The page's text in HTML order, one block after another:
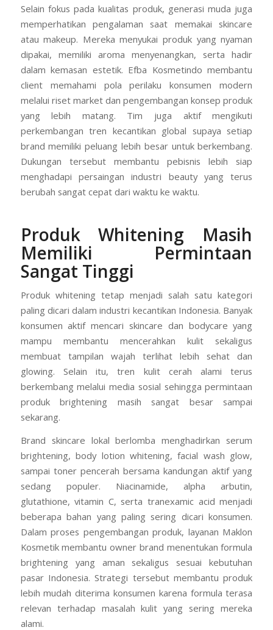
Selain fokus pada kualitas produk, generasi muda juga
memperhatikan pengalaman saat memakai skincare
atau makeup. Mereka menyukai produk yang nyaman
dipakai, memiliki aroma menyenangkan, serta hadir
dalam kemasan estetik. Efba Kosmetindo membantu
client memahami pola perilaku konsumen modern
melalui riset market dan pengembangan konsep produk
yang lebih matang. Tim juga aktif mengikuti
perkembangan tren kecantikan global supaya setiap
brand memiliki peluang lebih besar untuk berkembang.
Dukungan tersebut membantu pebisnis lebih siap
menghadapi persaingan industri beauty yang terus
berubah sangat cepat dari waktu ke waktu.
Produk Whitening Masih
Memiliki Permintaan
Sangat Tinggi
Produk whitening tetap menjadi salah satu kategori
paling dicari dalam industri kecantikan Indonesia. Banyak
konsumen aktif mencari skincare dan bodycare yang
mampu membantu mencerahkan kulit sekaligus
membuat tampilan wajah terlihat lebih sehat dan
glowing. Selain itu, tren kulit cerah alami terus
berkembang melalui media sosial sehingga permintaan
produk brightening masih sangat besar sampai
sekarang.
Brand skincare lokal berlomba menghadirkan serum
brightening, body lotion whitening, facial wash glow,
sampai toner pencerah bersama kandungan aktif yang
sedang populer. Niacinamide, alpha arbutin,
glutathione, vitamin C, serta tranexamic acid menjadi
beberapa bahan yang paling sering dicari konsumen.
Dalam proses pengembangan produk, layanan Maklon
Kosmetik membantu owner brand menentukan formula
brightening yang aman sekaligus sesuai kebutuhan
pasar Indonesia. Strategi tersebut membantu produk
lebih mudah diterima konsumen karena formula terasa
relevan terhadap masalah kulit yang sering mereka
alami.